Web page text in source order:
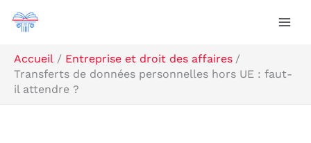
Aller
Accueil
Entreprise et droit des affaires
Transferts de données personnelles hors UE : faut-
il attendre ?
Rechercher